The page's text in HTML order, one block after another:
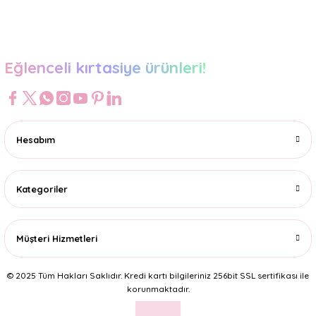
Eğlenceli kırtasiye ürünleri!
Hesabım
Kategoriler
Müşteri Hizmetleri
© 2025 Tüm Hakları Saklıdır. Kredi kartı bilgileriniz 256bit SSL sertifikası ile
korunmaktadır.